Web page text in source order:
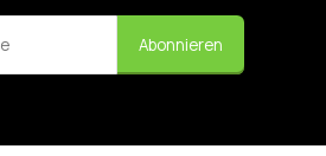
Abonnieren